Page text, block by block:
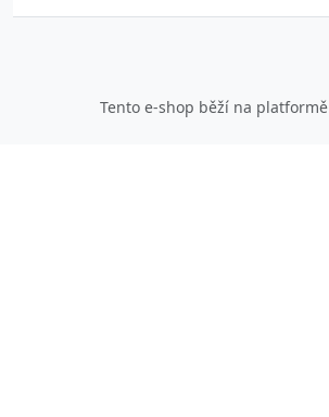
Tento e-shop běží na platformě